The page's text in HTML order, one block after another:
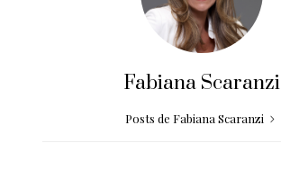
Fabiana Scaranzi
Posts de Fabiana Scaranzi